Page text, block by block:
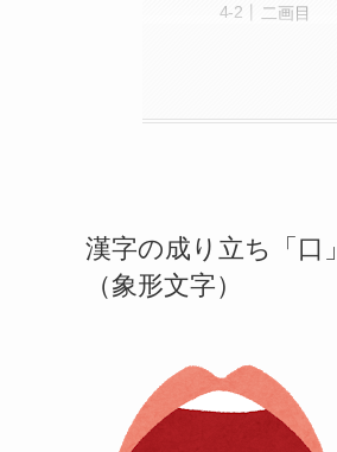
二画目
漢字の成り立ち「口」
（象形文字）